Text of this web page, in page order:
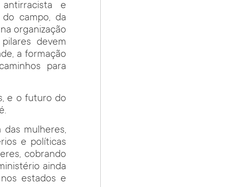
e
campo, da
organização
devem
a formação
para
e o futuro do
mulheres,
e políticas
cobrando
ainda
estados e